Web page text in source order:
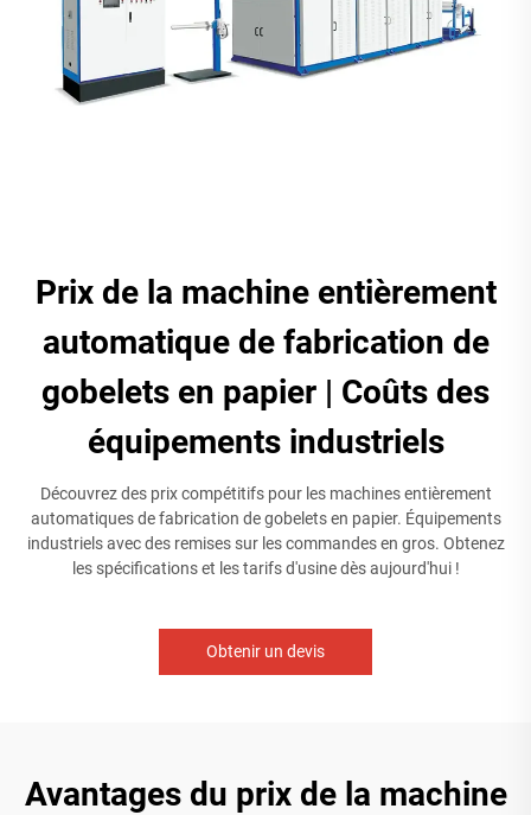
Prix de la machine entièrement
automatique de fabrication de
gobelets en papier | Coûts des
équipements industriels
Découvrez des prix compétitifs pour les machines entièrement
automatiques de fabrication de gobelets en papier. Équipements
industriels avec des remises sur les commandes en gros. Obtenez
les spécifications et les tarifs d'usine dès aujourd'hui !
Obtenir un devis
Avantages du prix de la machine